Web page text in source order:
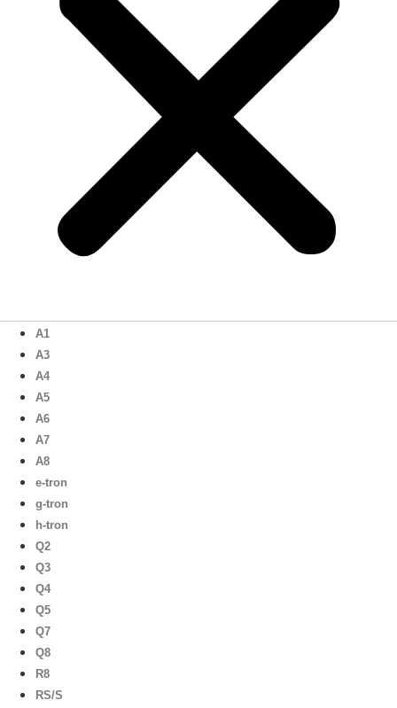
A1
A3
A4
A5
A6
A7
A8
e-tron
g-tron
h-tron
Q2
Q3
Q4
Q5
Q7
Q8
R8
RS/S